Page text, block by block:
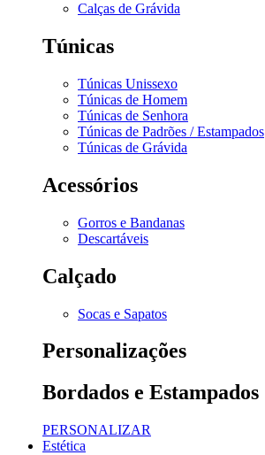
Calças de Grávida
Túnicas
Túnicas Unissexo
Túnicas de Homem
Túnicas de Senhora
Túnicas de Padrões / Estampados
Túnicas de Grávida
Acessórios
Gorros e Bandanas
Descartáveis
Calçado
Socas e Sapatos
Personalizações
Bordados e Estampados
PERSONALIZAR
Estética